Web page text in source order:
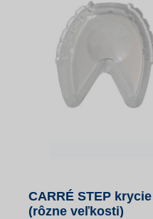
CARRÉ STEP
(rôzne veľkosti)